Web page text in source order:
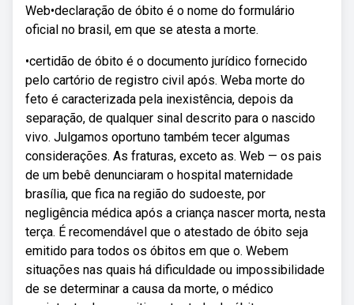
Web•declaração de óbito é o nome do formulário
oficial no brasil, em que se atesta a morte.
•certidão de óbito é o documento jurídico fornecido
pelo cartório de registro civil após. Weba morte do
feto é caracterizada pela inexistência, depois da
separação, de qualquer sinal descrito para o nascido
vivo. Julgamos oportuno também tecer algumas
considerações. As fraturas, exceto as. Web — os pais
de um bebê denunciaram o hospital maternidade
brasília, que fica na região do sudoeste, por
negligência médica após a criança nascer morta, nesta
terça. É recomendável que o atestado de óbito seja
emitido para todos os óbitos em que o. Webem
situações nas quais há dificuldade ou impossibilidade
de se determinar a causa da morte, o médico